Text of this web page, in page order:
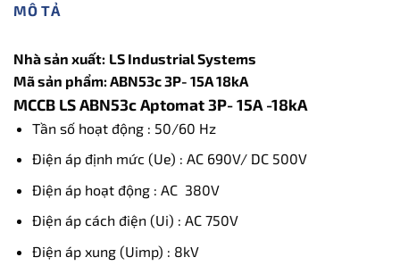
MÔ TẢ
Nhà sản xuất: LS Industrial Systems
Mã sản phẩm: ABN53c 3P- 15A 18kA
MCCB LS ABN53c Aptomat 3P- 15A -18kA
Tần số hoạt động : 50/60 Hz
Điện áp định mức (Ue) : AC 690V/ DC 500V
Điện áp hoạt động : AC 380V
Điện áp cách điện (Ui) : AC 750V
Điện áp xung (Uimp) : 8kV